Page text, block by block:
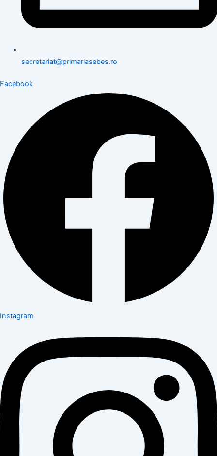
secretariat@primariasebes.ro
Facebook
Instagram